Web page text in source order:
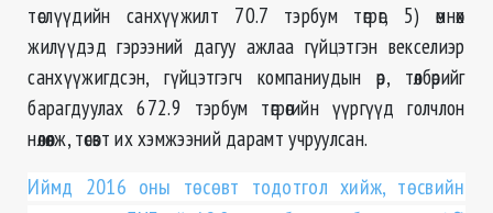
төслүүдийн санхүүжилт 70.7 тэрбум төгрөг, 5) өмнөх
жилүүдэд гэрээний дагуу ажлаа гүйцэтгэн векселиэр
санхүүжигдсэн, гүйцэтгэгч компаниудын өр, төлбөрийг
барагдуулах 672.9 тэрбум төгрөгийн үүргүүд голчлон
нөлөөлж, төсөвт их хэмжээний дарамт учруулсан.
Иймд 2016 оны төсөвт тодотгол хийж, төсвийн